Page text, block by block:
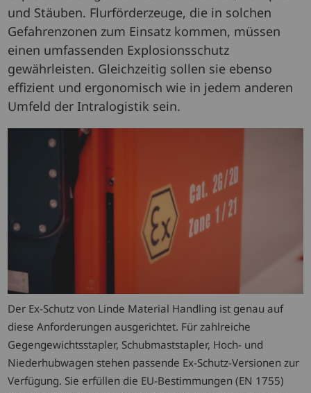
und Stäuben. Flurförderzeuge, die in solchen
Gefahrenzonen zum Einsatz kommen, müssen
einen umfassenden Explosionsschutz
gewährleisten. Gleichzeitig sollen sie ebenso
effizient und ergonomisch wie in jedem anderen
Umfeld der Intralogistik sein.
Der Ex-Schutz von Linde Material Handling ist genau auf
diese Anforderungen ausgerichtet. Für zahlreiche
Gegengewichtsstapler, Schubmaststapler, Hoch- und
Niederhubwagen stehen passende Ex-Schutz-Versionen zur
Verfügung. Sie erfüllen die EU-Bestimmungen (EN 1755)